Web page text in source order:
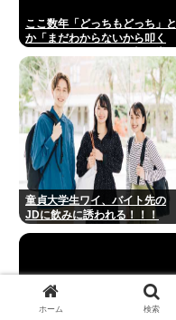
ここ数年「どっちもどっち」と
か「まだわからないから叩く
たけどどっから来たの？(´・
ω・`)
童貞大学生ワイ、バイト先の
JDに飲みに誘われる！！！
ホーム 検索